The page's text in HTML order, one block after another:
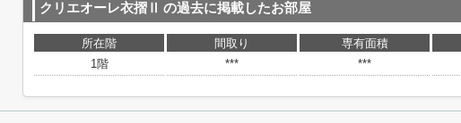
クリエオーレ衣摺Ⅱ の過去に掲載したお部屋
所在階 間取り 専有面積
1階
*** ***